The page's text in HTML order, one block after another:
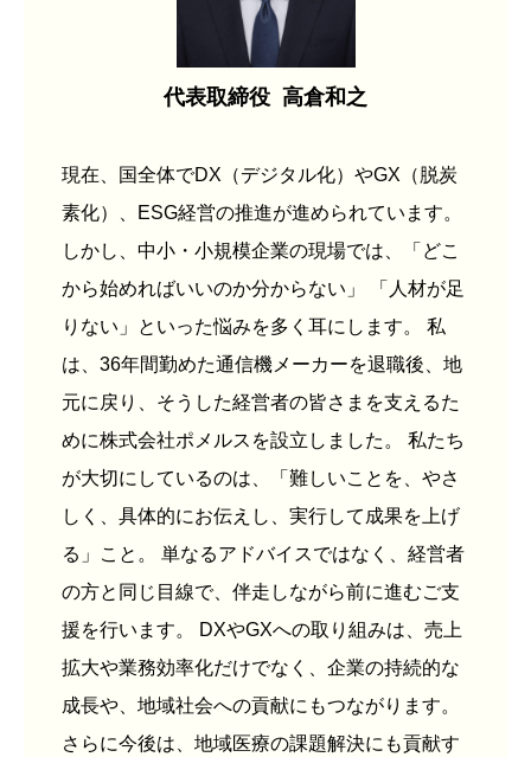
代表取締役 高倉和之
現在、国全体でDX（デジタル化）やGX（脱炭
素化）、ESG経営の推進が進められています。
しかし、中小・小規模企業の現場では、「どこ
から始めればいいのか分からない」 「人材が足
りない」といった悩みを多く耳にします。 私
は、36年間勤めた通信機メーカーを退職後、地
元に戻り、そうした経営者の皆さまを支えるた
めに株式会社ポメルスを設立しました。 私たち
が大切にしているのは、「難しいことを、やさ
しく、具体的にお伝えし、実行して成果を上げ
る」こと。 単なるアドバイスではなく、経営者
の方と同じ目線で、伴走しながら前に進むご支
援を行います。 DXやGXへの取り組みは、売上
拡大や業務効率化だけでなく、企業の持続的な
成長や、地域社会への貢献にもつながります。
さらに今後は、地域医療の課題解決にも貢献す